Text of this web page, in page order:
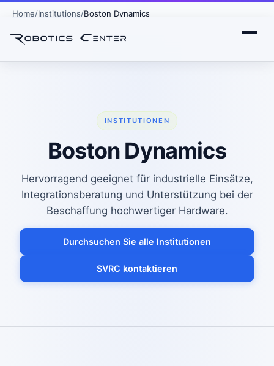
Home Institutions Boston Dynamics
INSTITUTIONEN
Boston Dynamics
Hervorragend geeignet für industrielle Einsätze,
Integrationsberatung und Unterstützung bei der
Beschaffung hochwertiger Hardware.
Durchsuchen Sie alle Institutionen
SVRC kontaktieren